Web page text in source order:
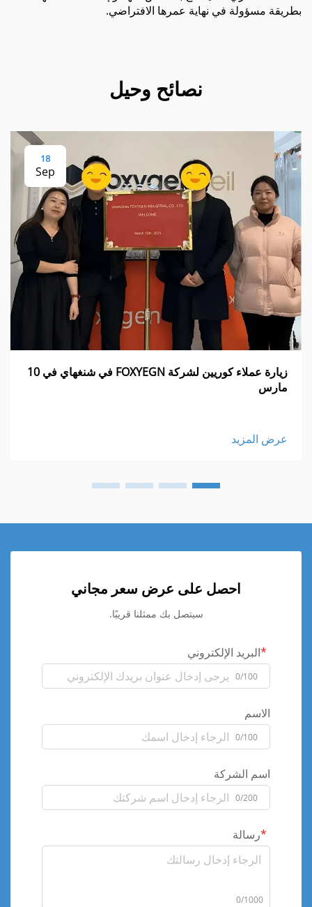
بطريقة مسؤولة في نهاية عمرها الافتراضي.
نصائح وحيل
18
Sep
زيارة عملاء كوريين لشركة FOXYEGN في شنغهاي في 10
مارس
عرض المزيد
احصل على عرض سعر مجاني
سيتصل بك ممثلنا قريبًا.
البريد الإلكتروني
0/100
الاسم
0/100
اسم الشركة
0/200
رسالة
0/1000